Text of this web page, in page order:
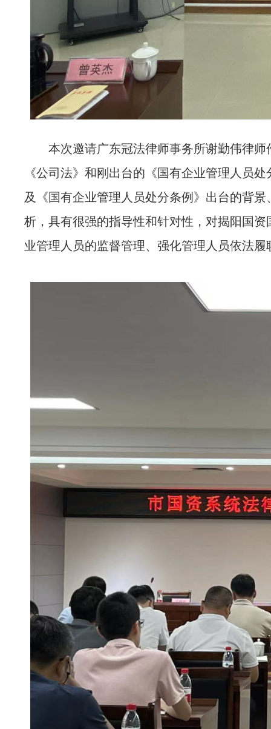
本次邀请广东冠法律师事务所谢勤伟律师
《公司法》和刚出台的《国有企业管理人员
及《国有企业管理人员处分条例》出台的背
析，具有很强的指导性和针对性，对揭阳国
业管理人员的监督管理、强化管理人员依法